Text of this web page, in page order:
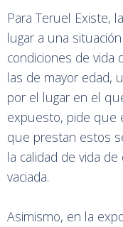
Para Teruel Existe,
lugar a una
condiciones de vida
las de mayor edad,
por el lugar en el
expuesto, pide que
que prestan estos
la calidad de vida
vaciada.
Asimismo, en la